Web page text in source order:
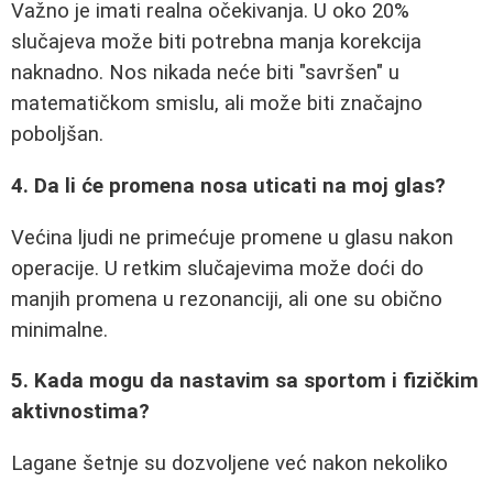
Važno je imati realna očekivanja. U oko 20%
slučajeva može biti potrebna manja korekcija
naknadno. Nos nikada neće biti "savršen" u
matematičkom smislu, ali može biti značajno
poboljšan.
4. Da li će promena nosa uticati na moj glas?
Većina ljudi ne primećuje promene u glasu nakon
operacije. U retkim slučajevima može doći do
manjih promena u rezonanciji, ali one su obično
minimalne.
5. Kada mogu da nastavim sa sportom i fizičkim
aktivnostima?
Lagane šetnje su dozvoljene već nakon nekoliko